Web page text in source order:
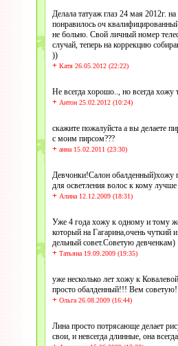
Делала татуаж глаз 24 мая 2012г.
понравилось оч
не больно. Свой личный номер
случай, теперь на коррекцию
))
+ Катя 26.05.2012 (22:22)
Не всегда хорошо.., но всегда
+ Антон 25.02.2012 (10:24)
скажите пожалуйста а вы делаете
с моим пирсом???
+ анна 15.02.2011 (23:30)
Девчонки!Салон обалденный)хожу
для осветления волос к кому
+ Алина 12.12.2009 (18:31)
Уже 4 года хожу к одному и тому
который на Гагарина,очень чуткий
дельный совет.Советую девченкам)
+ Татьяна 19.09.2009 (19:35)
уже несколько лет хожу к
просто обалденный!!! Вем
+ Ольга 26.08.2009 (16:44)
Лина просто потрясающе делает
свои, и невсегда длинные, она